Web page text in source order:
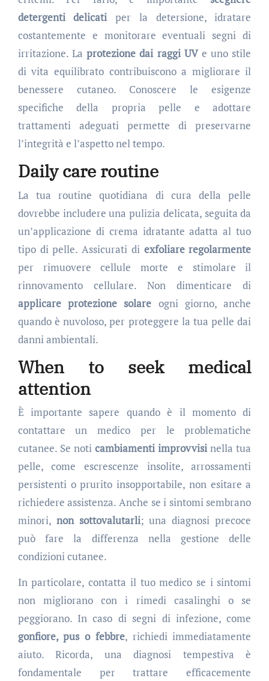
detergenti delicati per la detersione, idratare
costantemente e monitorare eventuali segni di
irritazione. Laprotezione dai raggi UVe uno stile
di vita equilibrato contribuiscono a migliorare il
benessere cutaneo. Conoscere le esigenze
specifiche della propria pelle e adottare
trattamenti adeguati permette di preservarne
l’integrità e l’aspetto nel tempo.
Daily care routine
La tua routine quotidiana di cura della pelle
dovrebbe includere una pulizia delicata, seguita da
un’applicazione di crema idratante adatta al tuo
tipo di pelle. Assicurati di exfoliare regolarmente
per rimuovere cellule morte e stimolare il
rinnovamento cellulare. Non dimenticare di
applicare protezione solare ogni giorno, anche
quando è nuvoloso, per proteggere la tua pelle dai
danni ambientali.
When to seek medical
attention
È importante sapere quando è il momento di
contattare un medico per le problematiche
cutanee. Se noti cambiamenti improvvisi nella tua
pelle, come escrescenze insolite, arrossamenti
persistenti o prurito insopportabile, non esitare a
richiedere assistenza. Anche se i sintomi sembrano
minori, non sottovalutarli; una diagnosi precoce
può fare la differenza nella gestione delle
condizioni cutanee.
In particolare, contatta il tuo medico se i sintomi
non migliorano con i rimedi casalinghi o se
peggiorano. In caso di segni di infezione, come
gonfiore, pus o febbre, richiedi immediatamente
aiuto. Ricorda, una diagnosi tempestiva è
fondamentale per trattare efficacemente